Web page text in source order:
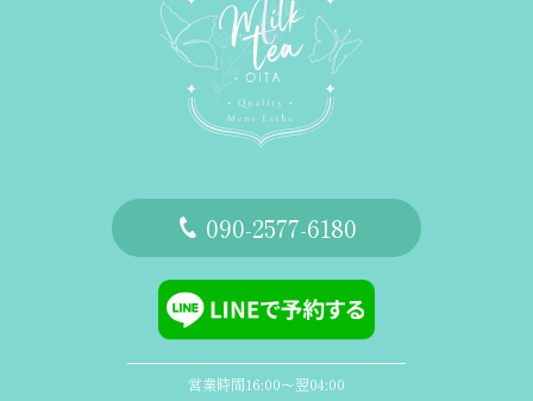
‭090-2577-6180
営業時間16:00〜翌04:00